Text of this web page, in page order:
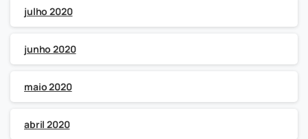
julho 2020
junho 2020
maio 2020
abril 2020